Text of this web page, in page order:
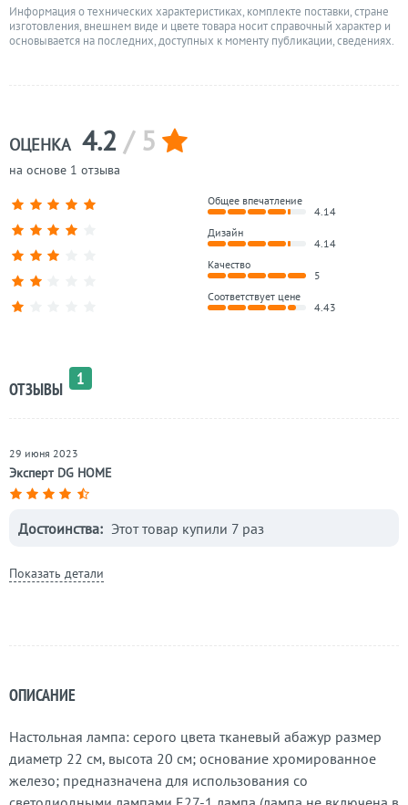
ОПИСАНИЕ
Настольная лампа: серого цвета тканевый абажур размер
диаметр 22 см, высота 20 см; основание хромированное
железо; предназначена для использования со
Информация о технических характеристиках, комплекте поставки, стране
изготовления, внешнем виде и цвете товара носит справочный характер и
основывается на последних, доступных к моменту публикации, сведениях.
ОЦЕНКА 4.2 / 5
на основе 1 отзыва
Общее впечатление
4.14
Дизайн
4.14
Качество
5
Соответствует цене
4.43
ОТЗЫВЫ
1
Эксперт DG HOME
29 июня 2023
Достоинства: Этот товар купили 7 раз
Показать детали